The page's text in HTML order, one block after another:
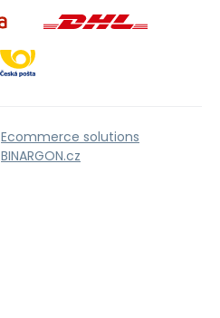
Ecommerce solutions
BINARGON.cz